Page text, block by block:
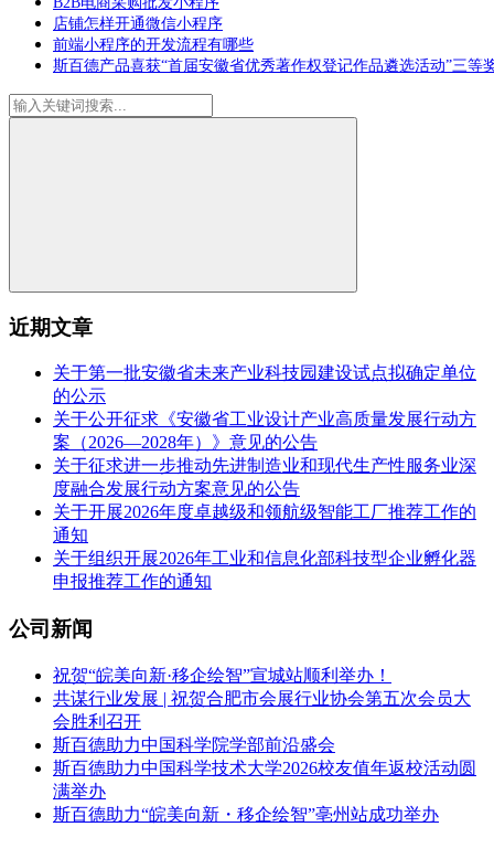
店铺怎样开通微信小程序
前端小程序的开发流程有哪些
斯百德产品喜获“首届安徽省优秀著作权登记作品遴选活动”三等
近期文章
关于第一批安徽省未来产业科技园建设试点拟确定单位
的公示
关于公开征求《安徽省工业设计产业高质量发展行动方
案（2026—2028年）》意见的公告
关于征求进一步推动先进制造业和现代生产性服务业深
度融合发展行动方案意见的公告
关于开展2026年度卓越级和领航级智能工厂推荐工作的
通知
关于组织开展2026年工业和信息化部科技型企业孵化器
申报推荐工作的通知
公司新闻
祝贺“皖美向新·移企绘智”宣城站顺利举办！
共谋行业发展 | 祝贺合肥市会展行业协会第五次会员大
会胜利召开
斯百德助力中国科学院学部前沿盛会
斯百德助力中国科学技术大学2026校友值年返校活动圆
满举办
斯百德助力“皖美向新・移企绘智”亳州站成功举办